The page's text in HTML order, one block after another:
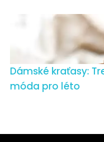
Dámské kraťasy:
móda pro léto